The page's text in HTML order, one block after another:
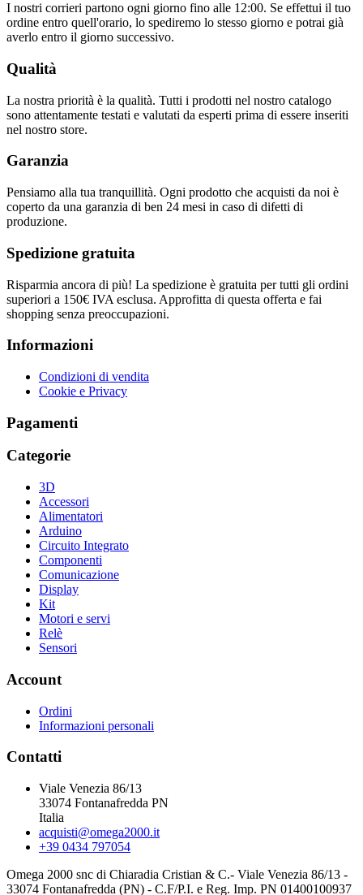
I nostri corrieri partono ogni giorno fino alle 12:00. Se effettui il tuo
ordine entro quell'orario, lo spediremo lo stesso giorno e potrai già
averlo entro il giorno successivo.
Qualità
La nostra priorità è la qualità. Tutti i prodotti nel nostro catalogo
sono attentamente testati e valutati da esperti prima di essere inseriti
nel nostro store.
Garanzia
Pensiamo alla tua tranquillità. Ogni prodotto che acquisti da noi è
coperto da una garanzia di ben 24 mesi in caso di difetti di
produzione.
Spedizione gratuita
Risparmia ancora di più! La spedizione è gratuita per tutti gli ordini
superiori a 150€ IVA esclusa. Approfitta di questa offerta e fai
shopping senza preoccupazioni.
Informazioni
Condizioni di vendita
Cookie e Privacy
Pagamenti
Categorie
3D
Accessori
Alimentatori
Arduino
Circuito Integrato
Componenti
Comunicazione
Display
Kit
Motori e servi
Relè
Sensori
Account
Ordini
Informazioni personali
Contatti
Viale Venezia 86/13
33074 Fontanafredda PN
Italia
acquisti@omega2000.it
+39 0434 797054
Omega 2000 snc di Chiaradia Cristian & C.- Viale Venezia 86/13 -
33074 Fontanafredda (PN) - C.F/P.I. e Reg. Imp. PN 01400100937